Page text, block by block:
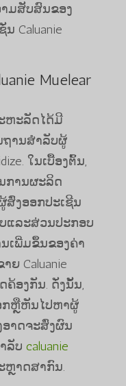
ມສັບສົນຂອງ
Caluanie
Muelear
ຫະລັດໄດ້ມີ
ານສໍາລັບຜູ້
ໃນເບື້ອງຕົ້ນ,
ການຜະລິດ
ງອອກປະເຊີນ
ແລະສ່ວນປະກອບ
ເພີ່ມຂຶ້ນຂອງຄ່າ
Caluanie
ຄ້ອງກັນ. ດັ່ງນັ້ນ,
ກຫຼືຫັນໄປຫາຜູ້
າດຈະສົ່ງຜົນ
ລັບ caluanie
ຫຼາດ​ສາ​ກົນ​.